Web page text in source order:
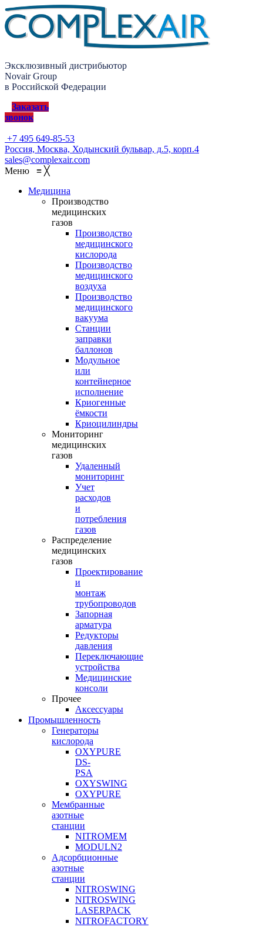
Эксклюзивный дистрибьютор
Novair Group
в Российской Федерации
Заказать
звонок
+7 495 649-85-53
Россия, Москва, Ходынский бульвар, д.5, корп.4
sales@complexair.com
Меню ≡ ╳
Медицина
Производство
медицинских
газов
Производство
медицинского
кислорода
Производство
медицинского
воздуха
Производство
медицинского
вакуума
Станции
заправки
баллонов
Модульное
или
контейнерное
исполнение
Криогенные
ёмкости
Криоцилиндры
Мониторинг
медицинских
газов
Удаленный
мониторинг
Учет
расходов
и
потребления
газов
Распределение
медицинских
газов
Проектирование
и
монтаж
трубопроводов
Запорная
арматура
Редукторы
давления
Переключающие
устройства
Медицинские
консоли
Прочее
Аксессуары
Промышленность
Генераторы
кислорода
OXYPURE
DS-
PSA
OXYSWING
OXYPURE
Мембранные
азотные
станции
NITROMEM
MODULN2
Адсорбционные
азотные
станции
NITROSWING
NITROSWING
LASERPACK
NITROFACTORY